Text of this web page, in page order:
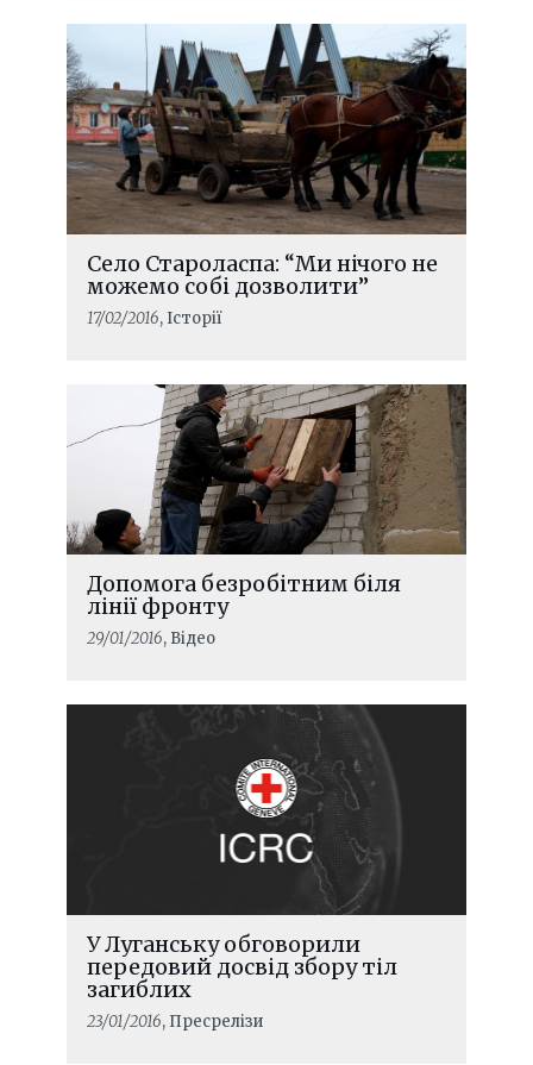
Село Староласпа: “Ми нічого не
можемо собі дозволити”
17/02/2016, Історії
Допомога безробітним біля
лінії фронту
29/01/2016, Відео
У Луганську обговорили
передовий досвід збору тіл
загиблих
23/01/2016, Пресрелізи